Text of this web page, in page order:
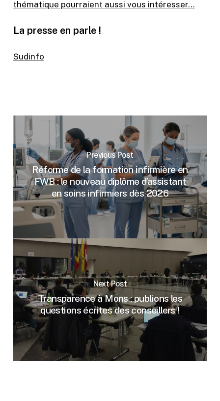
thématique pourraient aussi vous intéresser…
La presse en parle !
Sudinfo
Previous Post
Réforme de la formation infirmière en
FWB : le nouveau diplôme d’assistant
en soins infirmiers dès 2026
Next Post
Transparence à Mons : publions les
questions écrites des conseillers !